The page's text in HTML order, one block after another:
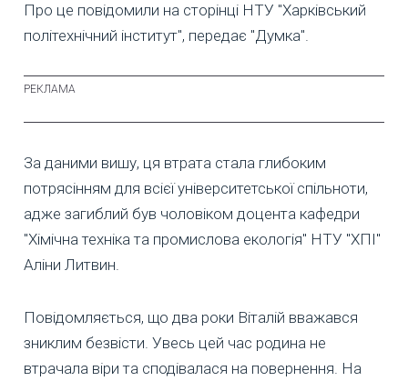
Про це повідомили на сторінці НТУ "Харківський
політехнічний інститут", передає "Думка".
За даними вишу, ця втрата стала глибоким
потрясінням для всієї університетської спільноти,
адже загиблий був чоловіком доцента кафедри
"Хімічна техніка та промислова екологія" НТУ "ХПІ"
Аліни Литвин.
Повідомляється, що два роки Віталій вважався
зниклим безвісти. Увесь цей час родина не
втрачала віри та сподівалася на повернення. На